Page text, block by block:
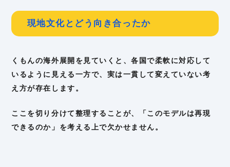
現地文化とどう向き合ったか
くもんの海外展開を見ていくと、各国で柔軟に対応して
いるように見える一方で、実は一貫して変えていない考
え方が存在します。
ここを切り分けて整理することが、「このモデルは再現
できるのか」を考える上で欠かせません。